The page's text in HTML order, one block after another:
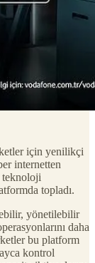
için yenilikçi
internetten
teknoloji
topladı.
yönetilebilir
daha
bu platform
kontrol